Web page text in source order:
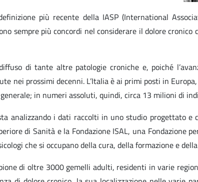
più recente della IASP (International
sempre più concordi nel considerare il dolore
di tante altre patologie croniche e, poiché
nei prossimi decenni. L’Italia è ai primi posti in
in numeri assoluti, quindi, circa 13 milioni di
analizzando i dati raccolti in uno studio progettato
di Sanità e la Fondazione ISAL, una
che si occupano della cura, della formazione e
di oltre 3000 gemelli adulti, residenti in varie